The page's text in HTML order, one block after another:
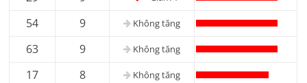
54 9 Không tăng
63 9 Không tăng
17 8 Không tăng